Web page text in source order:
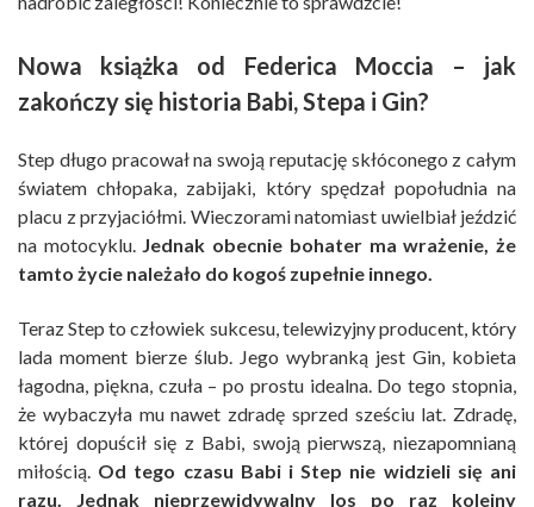
Nowa książka od Federica Moccia – jak
zakończy się historia Babi, Stepa i Gin?
Step długo pracował na swoją reputację skłóconego z całym
światem chłopaka, zabijaki, który spędzał popołudnia na
placu z przyjaciółmi. Wieczorami natomiast uwielbiał jeździć
na motocyklu. Jednak obecnie bohater ma wrażenie, że
tamto życie należało do kogoś zupełnie innego.
Teraz Step to człowiek sukcesu, telewizyjny producent, który
lada moment bierze ślub. Jego wybranką jest Gin, kobieta
łagodna, piękna, czuła – po prostu idealna. Do tego stopnia,
że wybaczyła mu nawet zdradę sprzed sześciu lat. Zdradę,
której dopuścił się z Babi, swoją pierwszą, niezapomnianą
miłością. Od tego czasu Babi i Step nie widzieli się ani
razu. Jednak nieprzewidywalny los po raz kolejny